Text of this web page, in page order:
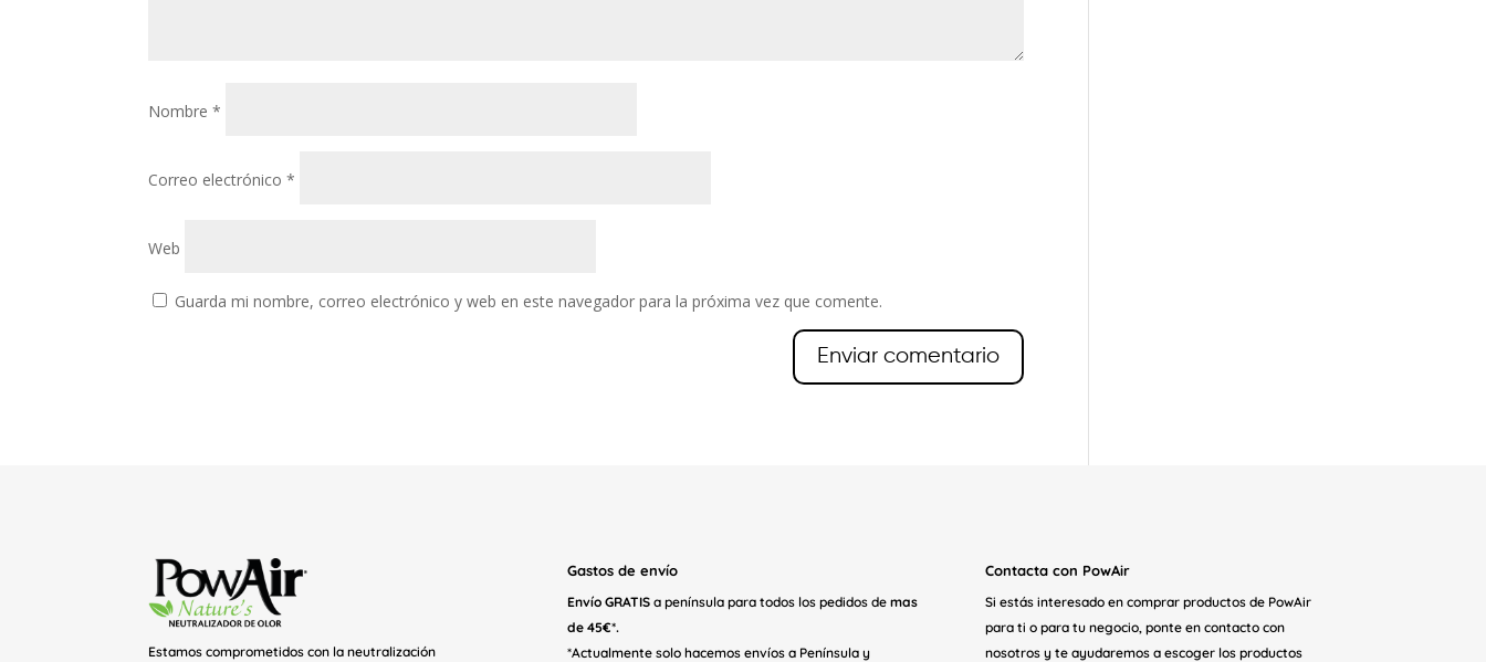
Nombre*
Correo electrónico*
Web
Guarda mi nombre, correo electrónico y web en este navegador para la próxima vez que comente.
Estamos comprometidos con la neutralización
Gastos de envío
Envío GRATISa península para todos los pedidos de mas
de 45€*.
*Actualmente solo hacemos envíos a Península y
Contacta con PowAir
Si estás interesado en comprar productos de PowAir
para ti o para tu negocio, ponte en contacto con
nosotros y te ayudaremos a escoger los productos